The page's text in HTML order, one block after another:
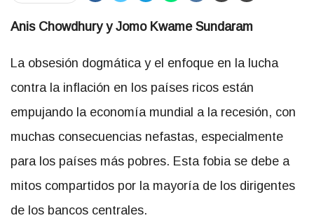
Anis Chowdhury y Jomo Kwame Sundaram
La obsesión dogmática y el enfoque en la lucha
contra la inflación en los países ricos están
empujando la economía mundial a la recesión, con
muchas consecuencias nefastas, especialmente
para los países más pobres. Esta fobia se debe a
mitos compartidos por la mayoría de los dirigentes
de los bancos centrales.